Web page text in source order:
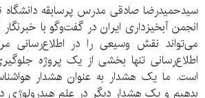
سیدحمیدرضا صادقی مدرس پرسابقه
انجمن آبخیزداری ایران در گفت‌وگو با خبرنگار
می‌تواند نقش وسیعی را در اطلاع‌رسانی
اطلاع‌رسانی تنها بخشی از یک پروژه
است. ما یک هشدار به عنوان هشدار
بدهیم و یک هشدار دیگر در علم هیدرولوژی